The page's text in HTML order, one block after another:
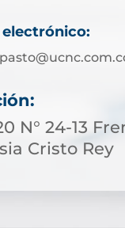
N° 24-13
Cristo Rey